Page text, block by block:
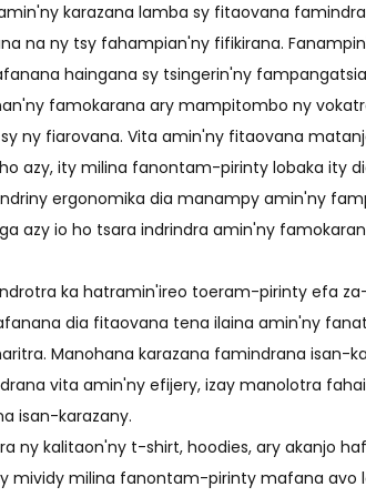
karazana lamba sy fitaovana
na ny tsy fahampian'ny fifikirana.
haingana sy tsingerin'ny
famokarana ary mampitombo ny
ny fiarovana. Vita amin'ny fitaovana
azy, ity milina fanontam-pirinty lobaka ity
ergonomika dia manampy amin'ny
azy io ho tsara indrindra amin'ny
ka hatramin'ireo toeram-pirinty efa
dia fitaovana tena ilaina amin'ny
Manohana karazana famindrana isan-
vita amin'ny efijery, izay manolotra
isan-karazany.
ny kalitaon'ny t-shirt, hoodies, ary akanjo
mividy milina fanontam-pirinty mafana avo